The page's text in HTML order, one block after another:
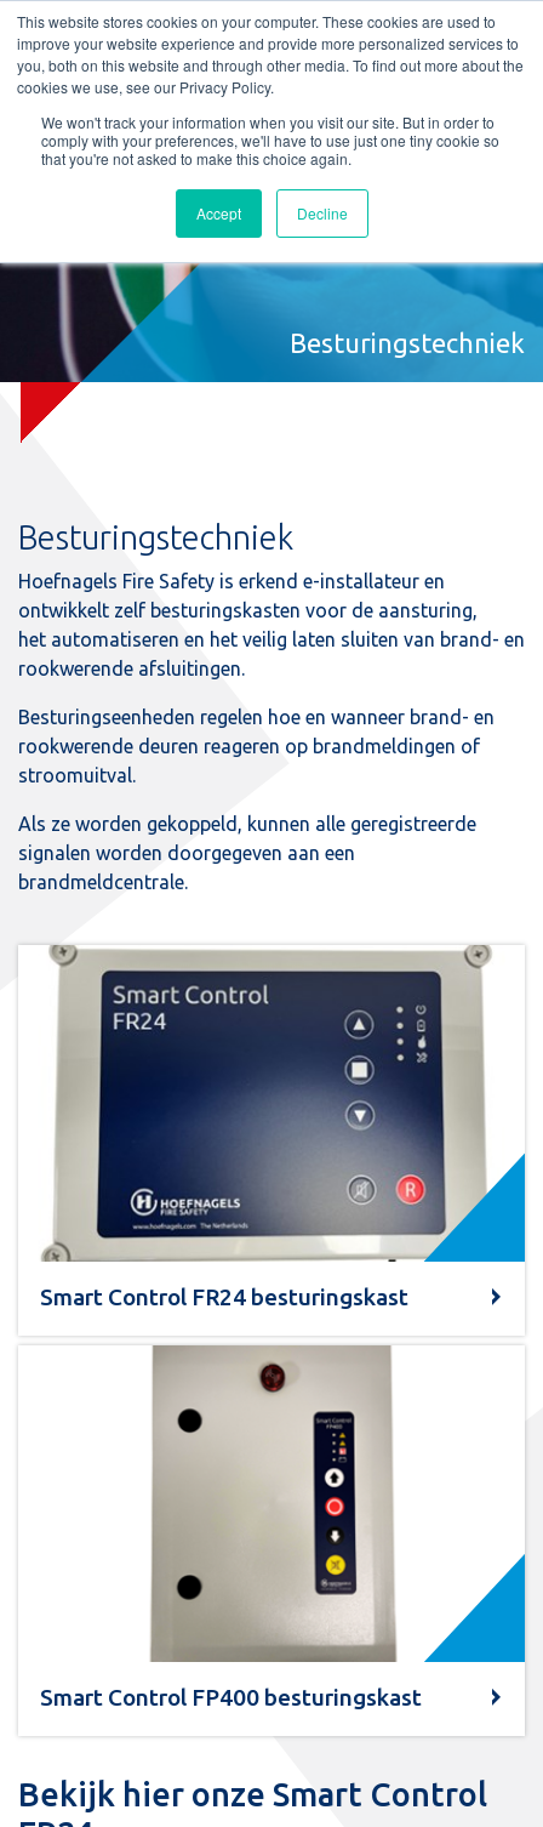
This website stores cookies on your computer. These cookies are used to
improve your website experience and provide more personalized services to
you, both on this website and through other media. To find out more about the
cookies we use, see our Privacy Policy.
We won't track your information when you visit our site. But in order to
comply with your preferences, we'll have to use just one tiny cookie so
that you're not asked to make this choice again.
Accept Decline
L T M P
Besturingstechniek
Besturingstechniek
Hoefnagels Fire Safety is erkend e-installateur en
ontwikkelt zelf besturingskasten voor de aansturing,
het automatiseren en het veilig laten sluiten van brand- en
rookwerende afsluitingen.
Besturingseenheden regelen hoe en wanneer brand- en
rookwerende deuren reageren op brandmeldingen of
stroomuitval.
Als ze worden gekoppeld, kunnen alle geregistreerde
signalen worden doorgegeven aan een
brandmeldcentrale.
Smart Control FR24 besturingskast
Smart Control FP400 besturingskast
Bekijk hier onze Smart Control